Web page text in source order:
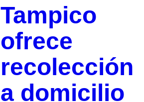
Tampico
ofrece
recolección
a domicilio